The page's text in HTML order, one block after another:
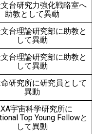
台研究力強化戦略室へ
助教として異動
台理論研究部に助教と
して異動
台理論研究部に助教と
して異動
研究所に研究員として
異動
宇宙科学研究所に
Top Young Fellowと
して異動